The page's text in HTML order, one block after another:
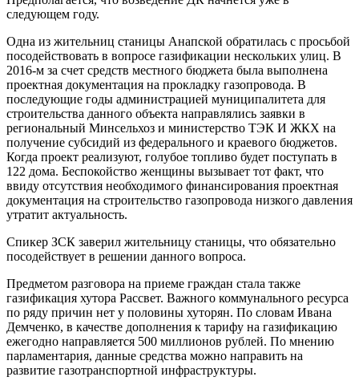
следующем году.
Одна из жительниц станицы Анапской обратилась с просьбой
посодействовать в вопросе газификации нескольких улиц. В
2016-м за счет средств местного бюджета была выполнена
проектная документация на прокладку газопровода. В
последующие годы администрацией муниципалитета для
строительства данного объекта направлялись заявки в
региональный Минсельхоз и министерство ТЭК И ЖКХ на
получение субсидий из федерального и краевого бюджетов.
Когда проект реализуют, голубое топливо будет поступать в
122 дома. Беспокойство женщины вызывает тот факт, что
ввиду отсутствия необходимого финансирования проектная
документация на строительство газопровода низкого давления
утратит актуальность.
Спикер ЗСК заверил жительницу станицы, что обязательно
посодействует в решении данного вопроса.
Предметом разговора на приеме граждан стала также
газификация хутора Рассвет. Важного коммунального ресурса
по ряду причин нет у половины хуторян. По словам Ивана
Демченко, в качестве дополнения к тарифу на газификацию
ежегодно направляется 500 миллионов рублей. По мнению
парламентария, данные средства можно направить на
развитие газотранспортной инфраструктуры.